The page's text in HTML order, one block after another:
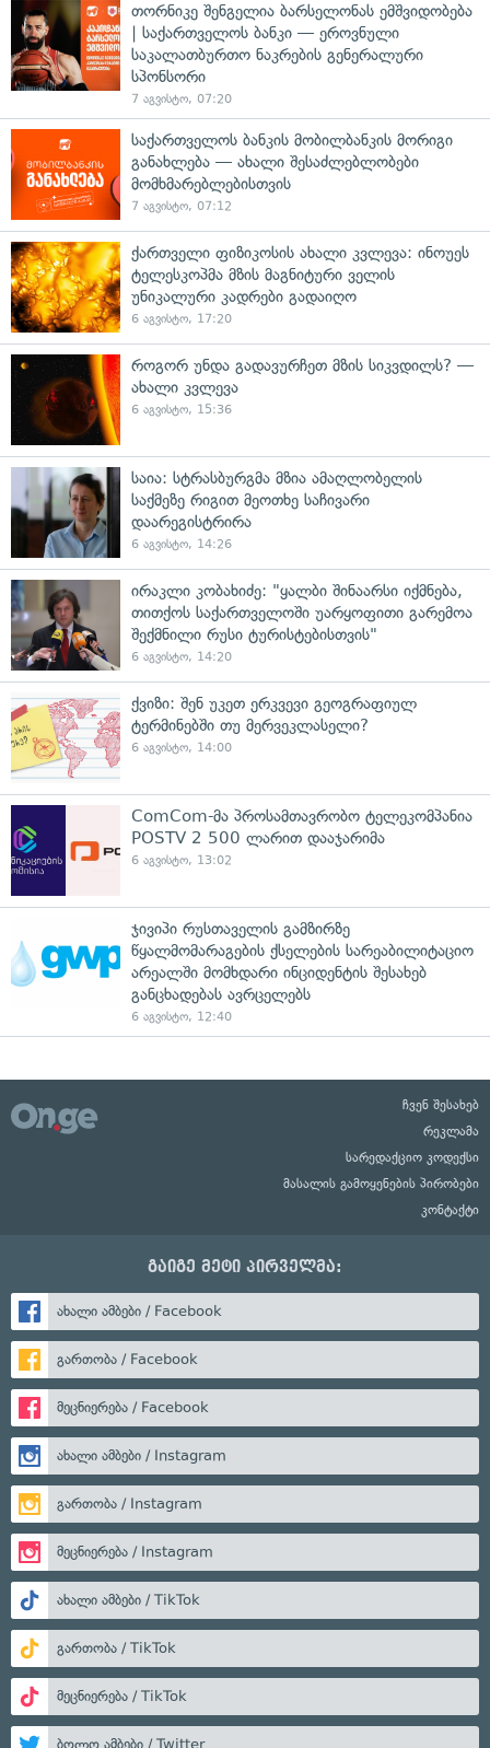
თორნიკე შენგელია ბარსელონას ემშვიდობება
| საქართველოს ბანკი — ეროვნული
საკალათბურთო ნაკრების გენერალური
სპონსორი
7 აგვისტო, 07:20
საქართველოს ბანკის მობილბანკის მორიგი
განახლება — ახალი შესაძლებლობები
მომხმარებლებისთვის
7 აგვისტო, 07:12
ქართველი ფიზიკოსის ახალი კვლევა: ინოუეს
ტელესკოპმა მზის მაგნიტური ველის
უნიკალური კადრები გადაიღო
6 აგვისტო, 17:20
როგორ უნდა გადავურჩეთ მზის სიკვდილს? —
ახალი კვლევა
6 აგვისტო, 15:36
საია: სტრასბურგმა მზია ამაღლობელის
საქმეზე რიგით მეოთხე საჩივარი
დაარეგისტრირა
6 აგვისტო, 14:26
ირაკლი კობახიძე: "ყალბი შინაარსი იქმნება,
თითქოს საქართველოში უარყოფითი გარემოა
შექმნილი რუსი ტურისტებისთვის"
6 აგვისტო, 14:20
ქვიზი: შენ უკეთ ერკვევი გეოგრაფიულ
ტერმინებში თუ მერვეკლასელი?
6 აგვისტო, 14:00
ComCom-მა პროსამთავრობო ტელეკომპანია
POSTV 2 500 ლარით დააჯარიმა
6 აგვისტო, 13:02
ჯივიპი რუსთაველის გამზირზე
წყალმომარაგების ქსელების სარეაბილიტაციო
არეალში მომხდარი ინციდენტის შესახებ
განცხადებას ავრცელებს
6 აგვისტო, 12:40
ჩვენ შესახებ
რეკლამა
სარედაქციო კოდექსი
მასალის გამოყენების პირობები
კონტაქტი
გაიგე მეტი პირველმა:
ახალი ამბები / Facebook
გართობა / Facebook
მეცნიერება / Facebook
ახალი ამბები / Instagram
გართობა / Instagram
მეცნიერება / Instagram
ახალი ამბები / TikTok
გართობა / TikTok
მეცნიერება / TikTok
ბოლო ამბები / Twitter